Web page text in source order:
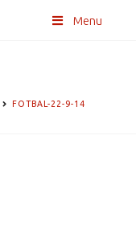
Menu
FOTBAL-22-9-14